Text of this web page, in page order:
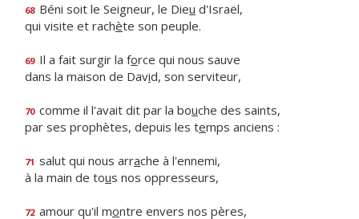
68 Béni soit le Seigneur, le Dieu d'Israël,
qui visite et rachète son peuple.
69 Il a fait surgir la force qui nous sauve
dans la maison de David, son serviteur,
70 comme il l'avait dit par la bouche des saints,
par ses prophètes, depuis les temps anciens :
71 salut qui nous arrache à l'ennemi,
à la main de tous nos oppresseurs,
72 amour qu'il montre envers nos pères,